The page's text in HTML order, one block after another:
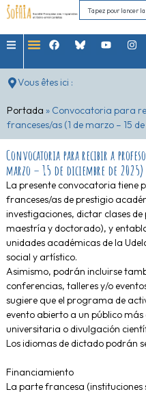
Vous êtes ici :
Portada » Convocatoria para
franceses/as (1 de marzo – 15
Convocatoria para recibir a
marzo – 15 de diciembre de 2025)
La presente convocatoria tiene
franceses/as de prestigio
investigaciones, dictar clases
maestría y doctorado), y
unidades académicas de la
social y artístico.
Asimismo, podrán incluirse
conferencias, talleres y/o
sugiere que el programa de
evento abierto a un público
universitaria o divulgación
Los idiomas de dictado podrán
Financiamiento
La parte francesa (instituciones